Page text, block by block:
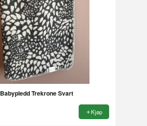
Babypledd Trekrone Svart
Kjøp